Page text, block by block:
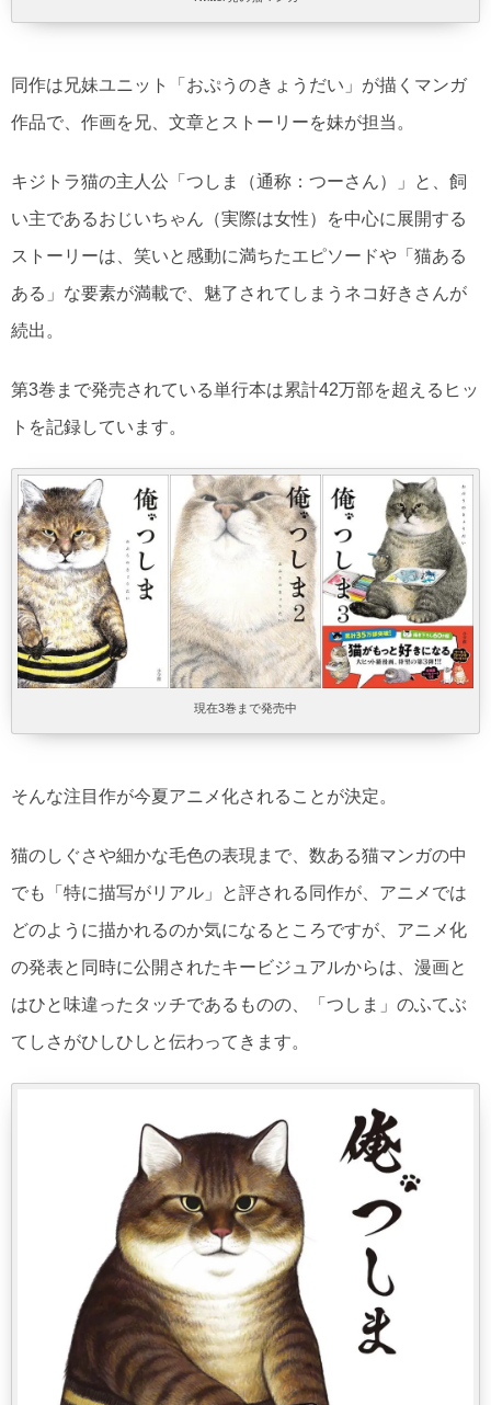
同作は兄妹ユニット「おぷうのきょうだい」が描くマンガ
作品で、作画を兄、文章とストーリーを妹が担当。
キジトラ猫の主人公「つしま（通称：つーさん）」と、飼
い主であるおじいちゃん（実際は女性）を中心に展開する
ストーリーは、笑いと感動に満ちたエピソードや「猫ある
ある」な要素が満載で、魅了されてしまうネコ好きさんが
続出。
第3巻まで発売されている単行本は累計42万部を超えるヒッ
トを記録しています。
現在3巻まで発売中
そんな注目作が今夏アニメ化されることが決定。
猫のしぐさや細かな毛色の表現まで、数ある猫マンガの中
でも「特に描写がリアル」と評される同作が、アニメでは
どのように描かれるのか気になるところですが、アニメ化
の発表と同時に公開されたキービジュアルからは、漫画と
はひと味違ったタッチであるものの、「つしま」のふてぶ
てしさがひしひしと伝わってきます。